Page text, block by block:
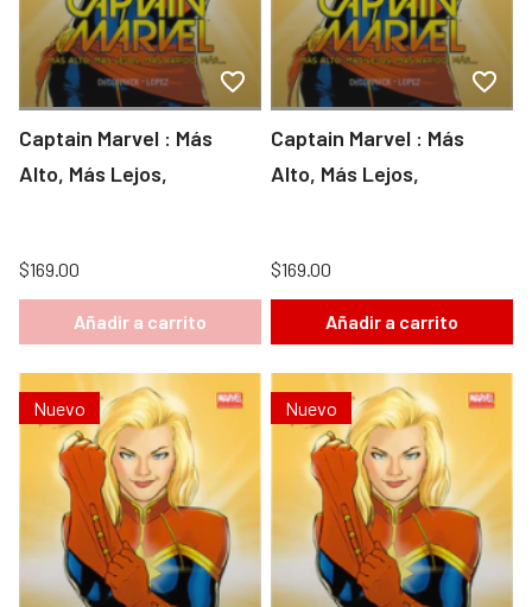
Captain Marvel : Más
Alto, Más Lejos,
$169.00
Añadir a carrito
Captain Marvel : Más
Alto, Más Lejos,
$169.00
Añadir a carrito
Nuevo Nuevo